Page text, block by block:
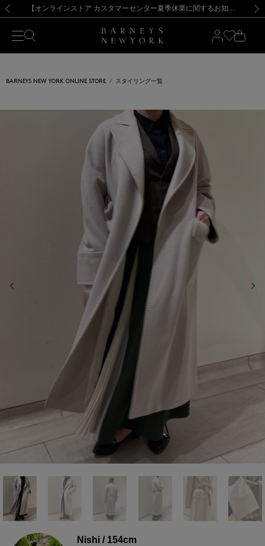
新規登録のお客様も対象！＜MY BARNEYS＞会員のお客様は11,000円（税込）以上のお買上げで常時送料無料！お買い物の際は会員登録を！
【夏季休業に伴う出荷一時停止のお知らせ】(2026.8.7) 【オンラインストア カスタマーセンター夏季休業に関するお知らせ】（2026.8.7）
【夏季休業に伴う返品・交換承り一時停止のお知らせ】（2026.8.5）
熊本県を中心とした地震の影響によるお荷物のお届けについて
【開催中】SUMMER SALEのご案内・ご注意事項 新規登録のお客様も対象！＜MY BARNEYS＞会員のお客様は11,000円（税込）以上のお買上げで常時送料無料！お買い物の際は会員登録を！
【夏季休業に伴う出荷一時停止のお知らせ】(2026.8.7)
BARNEYS NEW YORK ONLINE STORE スタイリング一覧
Nishi / 154cm